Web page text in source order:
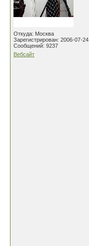
Откуда: Москва
Зарегистрирован: 2006-07-24
Сообщений: 9237
Вебсайт